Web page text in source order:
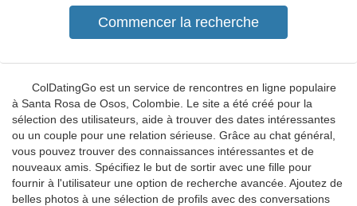
ColDatingGo est un service de rencontres en ligne populaire
à Santa Rosa de Osos, Colombie. Le site a été créé pour la
sélection des utilisateurs, aide à trouver des dates intéressantes
ou un couple pour une relation sérieuse. Grâce au chat général,
vous pouvez trouver des connaissances intéressantes et de
nouveaux amis. Spécifiez le but de sortir avec une fille pour
fournir à l'utilisateur une option de recherche avancée. Ajoutez de
belles photos à une sélection de profils avec des conversations